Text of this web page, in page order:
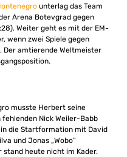
unterlag das Team
Arena Botevgrad gegen
Weiter geht es mit der EM-
wenn zwei Spiele gegen
Der amtierende Weltmeister
musste Herbert seine
Nick Weiler-Babb
die Startformation mit David
und Jonas „Wobo“
heute nicht im Kader.